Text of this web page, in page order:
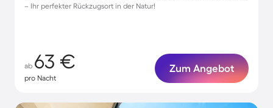
– Ihr perfekter Rückzugsort in der Natur!
ab 63 €
pro Nacht
Zum Angebot